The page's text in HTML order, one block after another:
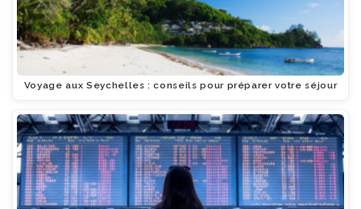
Voyage aux Seychelles : conseils pour préparer votre séjour